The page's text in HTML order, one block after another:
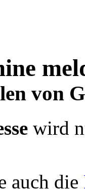
von
wird
auch die